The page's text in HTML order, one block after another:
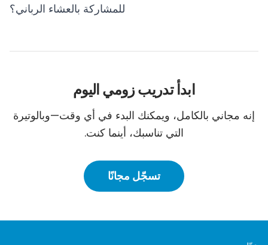
للمشاركة بالعشاء الرباني؟
ابدأ تدريب زومي اليوم
إنه مجاني بالكامل، ويمكنك البدء في أي وقت—وبالوتيرة
التي تناسبك، أينما كنت.
تسجّل مجانًا